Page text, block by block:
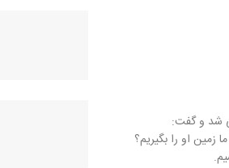
شد و گفت:
زمین او را بگیریم؟